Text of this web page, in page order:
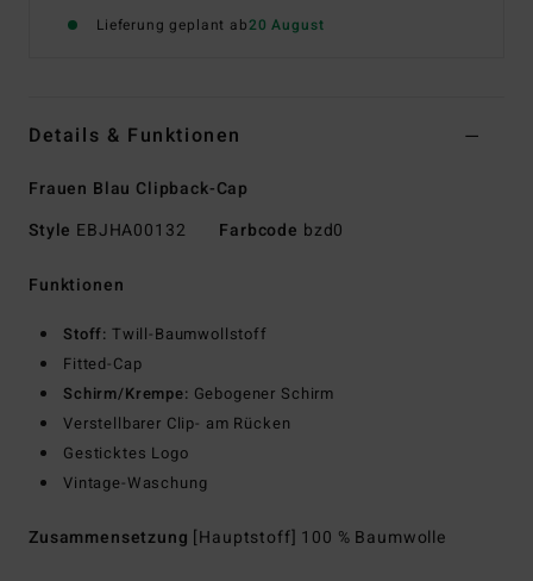
Lieferung geplant ab20 August
Details & Funktionen
Frauen Blau Clipback-Cap
Style EBJHA00132 Farbcode bzd0
Funktionen
Stoff: Twill-Baumwollstoff
Fitted-Cap
Schirm/Krempe: Gebogener Schirm
Verstellbarer Clip- am Rücken
Gesticktes Logo
Vintage-Waschung
Zusammensetzung [Hauptstoff] 100 % Baumwolle